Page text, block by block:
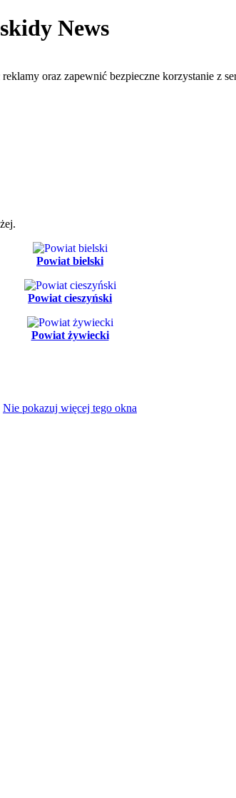
News
oraz zapewnić bezpieczne korzystanie z
Powiat bielski
Powiat cieszyński
Powiat żywiecki
Nie pokazuj więcej tego okna